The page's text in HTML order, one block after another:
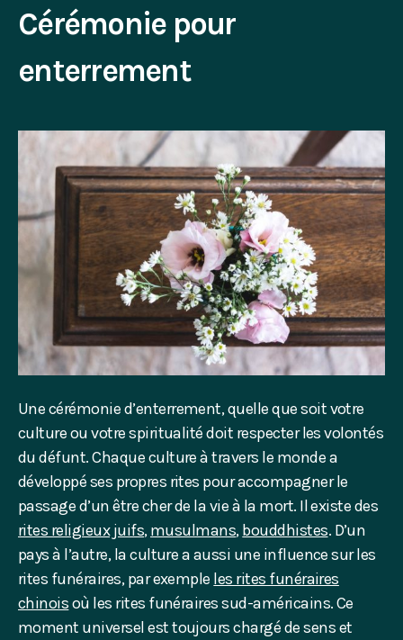
Cérémonie pour
enterrement
Une cérémonie d’enterrement, quelle que soit votre
culture ou votre spiritualité doit respecter les volontés
du défunt. Chaque culture à travers le monde a
développé ses propres rites pour accompagner le
passage d’un être cher de la vie à la mort. Il existe des
rites religieux juifs,musulmans,bouddhistes. D’un
pays à l’autre, la culture a aussi une influence sur les
rites funéraires, par exemple les rites funéraires
chinoisoù les rites funéraires sud-américains. Ce
moment universel est toujours chargé de sens et